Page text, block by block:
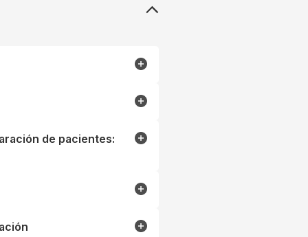
de pacientes: